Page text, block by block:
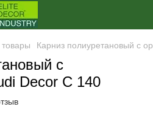
Карниз полиуретановый с
с
Decor C 140